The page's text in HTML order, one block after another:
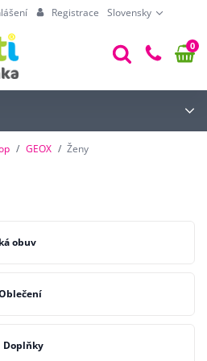
Registrace Slovensky
0
GEOX Ženy
obuv
Doplňky